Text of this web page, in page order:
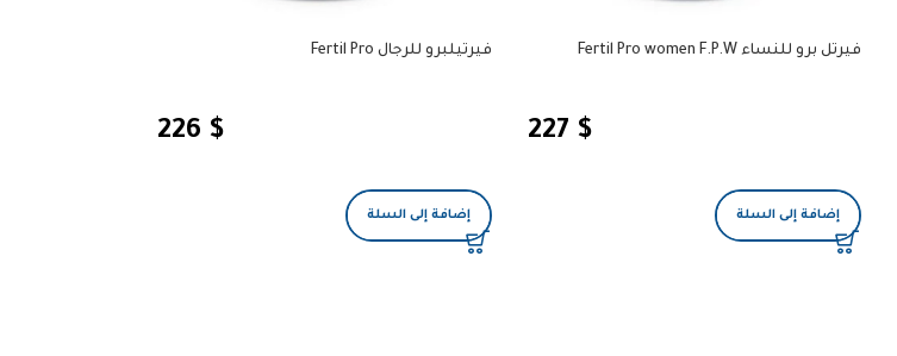
فيرتل برو للنساء Fertil Pro women F.P.W
227 $
إضافة إلى السلة
فيرتيلبرو للرجال Fertil Pro
226 $
إضافة إلى السلة